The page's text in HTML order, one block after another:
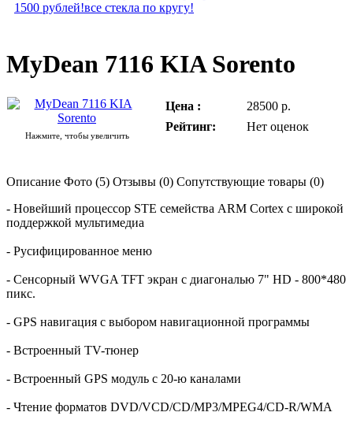
MyDean 7116 KIA Sorento
Нажмите, чтобы увеличить
Цена :
28500 р.
Рейтинг:
Нет оценок
Описание Фото (5) Отзывы (0) Сопутствующие товары (0)
- Новейший процессор STE семейства ARM Cortex с широкой
поддержкой мультимедиа
- Русифицированное меню
- Сенсорный WVGA TFT экран с диагональю 7" HD - 800*480
пикс.
- GPS навигация с выбором навигационной программы
- Встроенный TV-тюнер
- Встроенный GPS модуль с 20-ю каналами
- Чтение форматов DVD/VCD/CD/MP3/MPEG4/CD-R/WMA